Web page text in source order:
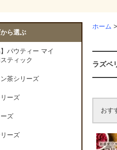
ホーム >
ラズベ
おす
ら選ぶ
】パウティー マイ
ティック
茶シリーズ
ーズ
ズ
ーズ